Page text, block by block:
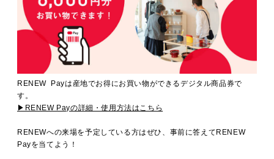
RENEW Payは産地でお得にお買い物ができるデジタル商品券で
す。
▶RENEW Payの詳細・使用方法はこちら
RENEWへの来場を予定している方はぜひ、事前に答えてRENEW
Payを当てよう！